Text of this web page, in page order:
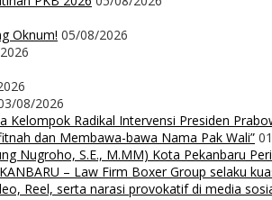
Oknum! 05/08/2026
08/2026
Kelompok Radikal Intervensi Presiden
dan Membawa-bawa Nama Pak Wali”
Nugroho, S.E., M.MM) Kota Pekanbaru
– Law Firm Boxer Group selaku
Reel, serta narasi provokatif di media